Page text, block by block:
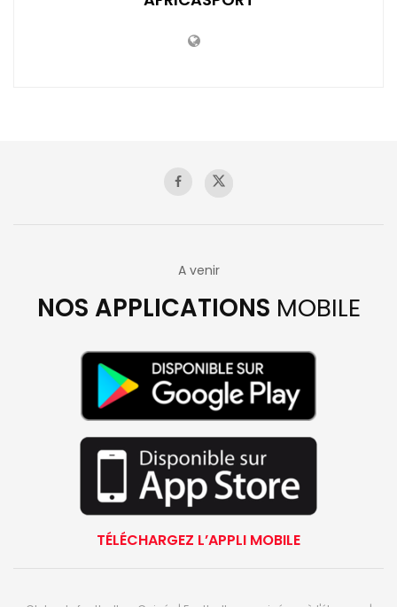
A venir
NOS APPLICATIONS MOBILE
TÉLÉCHARGEZ L’APPLI MOBILE